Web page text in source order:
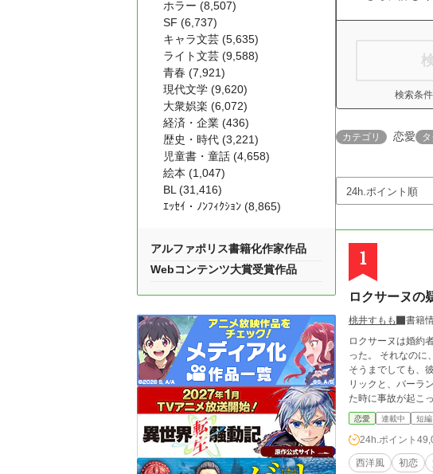
検索条
カテゴリ 恋愛
1
ロクサーヌの
桃井すもも
書籍
ロクサーヌは婚約者
った。 それなのに、彼は責任を感
そうまでしても、彼に惹かれていた。 十六歳のロクサーヌと十四
リックと、バーランド伯爵
た時に事故が起こった。 それ
は、ロクサーヌの婚約者への憧れを
脱字によるお目汚
人物のお名前が他
恋愛 連載中 短編
24h.ポイント
西洋風 初恋
ホラー (8,507)
SF (6,737)
キャラ文芸 (5,635)
ライト文芸 (9,588)
青春 (7,921)
現代文学 (9,620)
大衆娯楽 (6,072)
経済・企業 (436)
歴史・時代 (3,221)
児童書・童話 (4,658)
絵本 (1,047)
BL (31,416)
ｴｯｾｲ・ﾉﾝﾌｨｸｼｮﾝ (8,865)
アルファポリス書籍化作家作品
Webコンテンツ大賞受賞作品